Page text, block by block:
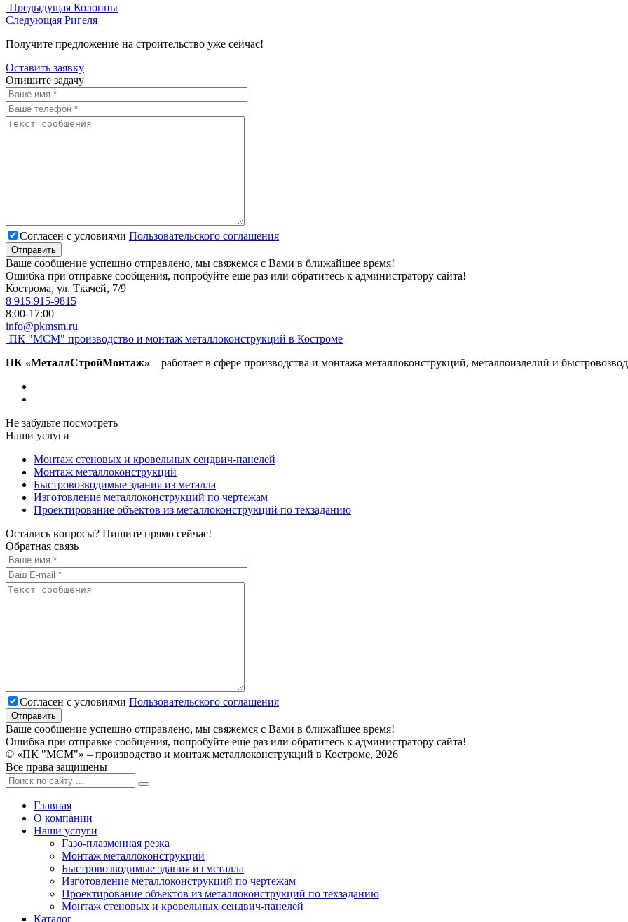
Предыдущая Колонны
Следующая Ригеля
Получите предложение на строительство уже сейчас!
Оставить заявку
Опишите задачу
Согласен с условиями Пользовательского соглашения
Ваше сообщение успешно отправлено, мы свяжемся с Вами в ближайшее время!
Ошибка при отправке сообщения, попробуйте еще раз или обратитесь к администратору сайта!
Кострома, ул. Ткачей, 7/9
8 915 915-9815
8:00-17:00
info@pkmsm.ru
ПК "МСМ" производство и монтаж металлоконструкций в Костроме
ПК «МеталлСтройМонтаж» – работает в сфере производства и монтажа металлоконструкций, металлоизделий и
Не забудьте посмотреть
Наши услуги
Монтаж стеновых и кровельных сендвич-панелей
Монтаж металлоконструкций
Быстровозводимые здания из металла
Изготовление металлоконструкций по чертежам
Проектирование объектов из металлоконструкций по техзаданию
Остались вопросы? Пишите прямо сейчас!
Обратная связь
Согласен с условиями Пользовательского соглашения
Ваше сообщение успешно отправлено, мы свяжемся с Вами в ближайшее время!
Ошибка при отправке сообщения, попробуйте еще раз или обратитесь к администратору сайта!
© «ПК "МСМ"» – производство и монтаж металлоконструкций в Костроме, 2026
Все права защищены
Главная
О компании
Наши услуги
Газо-плазменная резка
Монтаж металлоконструкций
Быстровозводимые здания из металла
Изготовление металлоконструкций по чертежам
Проектирование объектов из металлоконструкций по техзаданию
Монтаж стеновых и кровельных сендвич-панелей
Каталог